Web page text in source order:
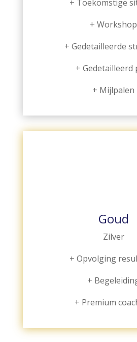
+ Toekomstige
+ Workshop
+ Gedetailleerde
+ Gedetailleerd
+ Mijlpalen
Goud
Zilver
+ Opvolging
+
+ Premium